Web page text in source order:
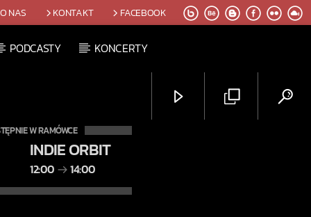
O NAS KONTAKT FACEBOOK
PODCASTY KONCERTY
W RAMÓWCE
INDIE ORBIT
12:00 14:00